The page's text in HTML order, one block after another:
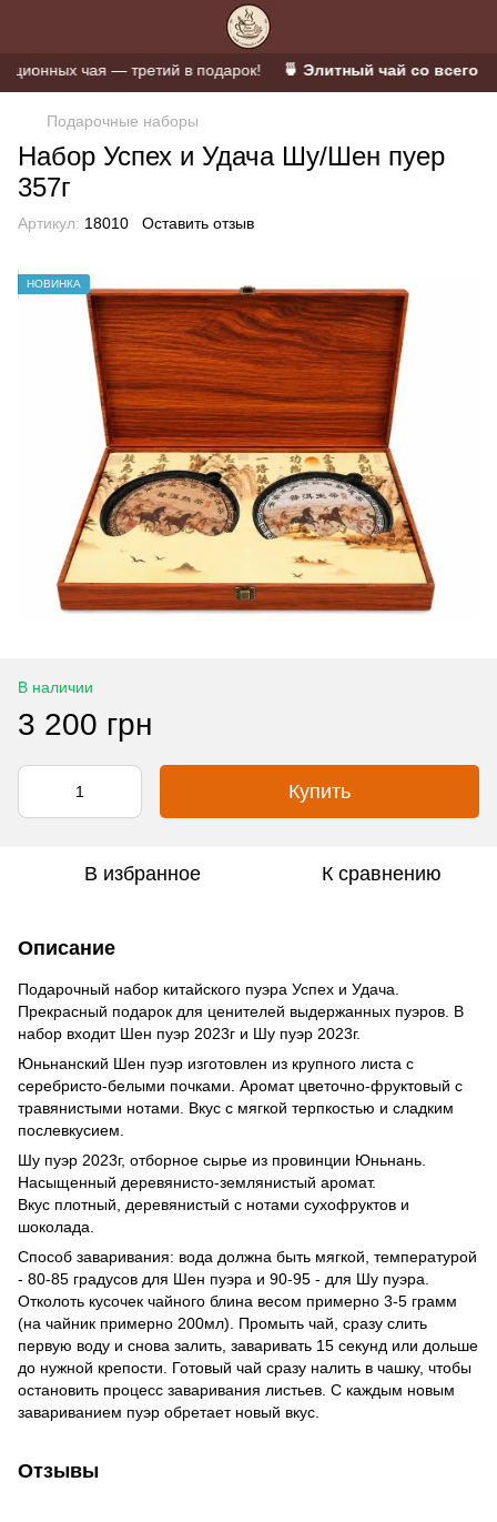
чая — третий в подарок! 🍵 Элитный чай со всего
Подарочные наборы
Набор Успех и Удача Шу/Шен пуер
357г
Артикул: 18010 Оставить отзыв
НОВИНКА
В наличии
3 200 грн
Купить
В избранное К сравнению
Описание
Подарочный набор китайского пуэра Успех и Удача.
Прекрасный подарок для ценителей выдержанных пуэров. В
набор входит Шен пуэр 2023г и Шу пуэр 2023г.
Юньнанский Шен пуэр изготовлен из крупного листа с
серебристо-белыми почками. Аромат цветочно-фруктовый с
травянистыми нотами. Вкус с мягкой терпкостью и сладким
послевкусием.
Шу пуэр 2023г, отборное сырье из провинции Юньнань.
Насыщенный деревянисто-землянистый аромат.
Вкус плотный, деревянистый с нотами сухофруктов и
шоколада.
Способ заваривания: вода должна быть мягкой, температурой
- 80-85 градусов для Шен пуэра и 90-95 - для Шу пуэра.
Отколоть кусочек чайного блина весом примерно 3-5 грамм
(на чайник примерно 200мл). Промыть чай, сразу слить
первую воду и снова залить, заваривать 15 секунд или дольше
до нужной крепости. Готовый чай сразу налить в чашку, чтобы
остановить процесс заваривания листьев. С каждым новым
завариванием пуэр обретает новый вкус.
Отзывы